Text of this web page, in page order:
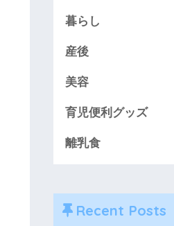
暮らし
産後
美容
育児便利グッズ
離乳食
Recent Posts